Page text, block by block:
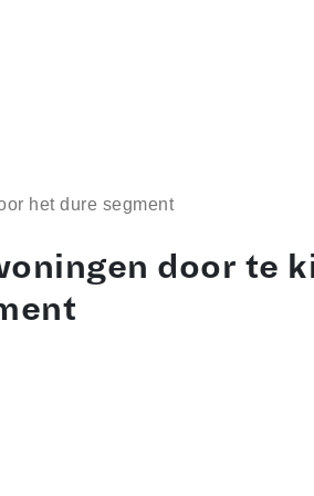
het dure segment
door te